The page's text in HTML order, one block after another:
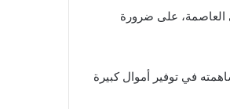
العاصمة، على ضرورة
في توفير أموال كبيرة